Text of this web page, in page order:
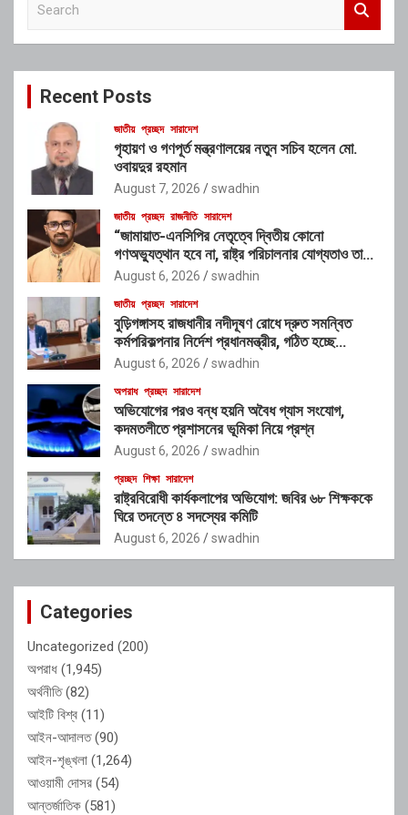
c
Recent Posts
জাতীয় প্রচ্ছদ সারাদেশ
গৃহায়ণ ও গণপূর্ত মন্ত্রণালয়ের নতুন সচিব হলেন মো.
ওবায়দুর রহমান
August 7, 2026 swadhin
জাতীয় প্রচ্ছদ রাজনীতি সারাদেশ
“জামায়াত-এনসিপির নেতৃত্বে দ্বিতীয় কোনো
গণঅভ্যুত্থান হবে না, রাষ্ট্র পরিচালনার যোগ্যতাও তাদের
নেই”: রাশেদ খাঁনের
August 6, 2026 swadhin
জাতীয় প্রচ্ছদ সারাদেশ
বুড়িগঙ্গাসহ রাজধানীর নদীদূষণ রোধে দ্রুত সমন্বিত
কর্মপরিকল্পনার নির্দেশ প্রধানমন্ত্রীর, গঠিত হচ্ছে
আন্তঃসংস্থা সমন্বয় কমিটি
August 6, 2026 swadhin
অপরাধ প্রচ্ছদ সারাদেশ
অভিযোগের পরও বন্ধ হয়নি অবৈধ গ্যাস সংযোগ,
কদমতলীতে প্রশাসনের ভূমিকা নিয়ে প্রশ্ন
August 6, 2026 swadhin
প্রচ্ছদ শিক্ষা সারাদেশ
রাষ্ট্রবিরোধী কার্যকলাপের অভিযোগ: জবির ৬৮ শিক্ষককে
ঘিরে তদন্তে ৪ সদস্যের কমিটি
August 6, 2026 swadhin
Categories
Uncategorized (200)
অপরাধ (1,945)
অর্থনীতি(82)
আইটি বিশ্ব (11)
আইন-আদালত(90)
আইন-শৃঙ্খলা (1,264)
আওয়ামী দোসর (54)
আন্তর্জাতিক (581)